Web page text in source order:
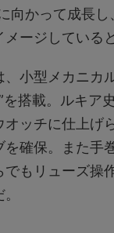
向かって成長
ージしている
小型メカニカ
を搭載。ルキア
オッチに仕上げ
を確保。また手
でもリューズ操